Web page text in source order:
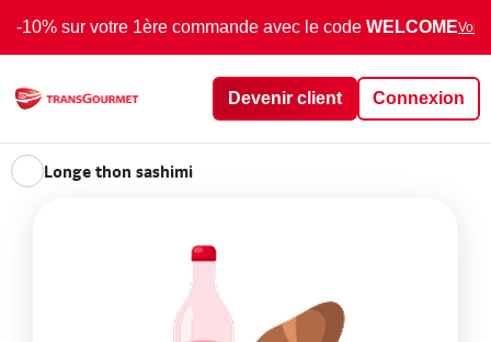
-10% sur votre 1ère commande avec le code WELCOMEVoir
Devenir client Connexion
Longe thon sashimi